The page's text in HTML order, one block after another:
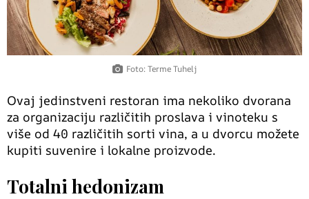
Foto: Terme Tuhelj
Ovaj jedinstveni restoran ima nekoliko dvorana
za organizaciju različitih proslava i vinoteku s
više od 40 različitih sorti vina, a u dvorcu možete
kupiti suvenire i lokalne proizvode.
Totalni hedonizam